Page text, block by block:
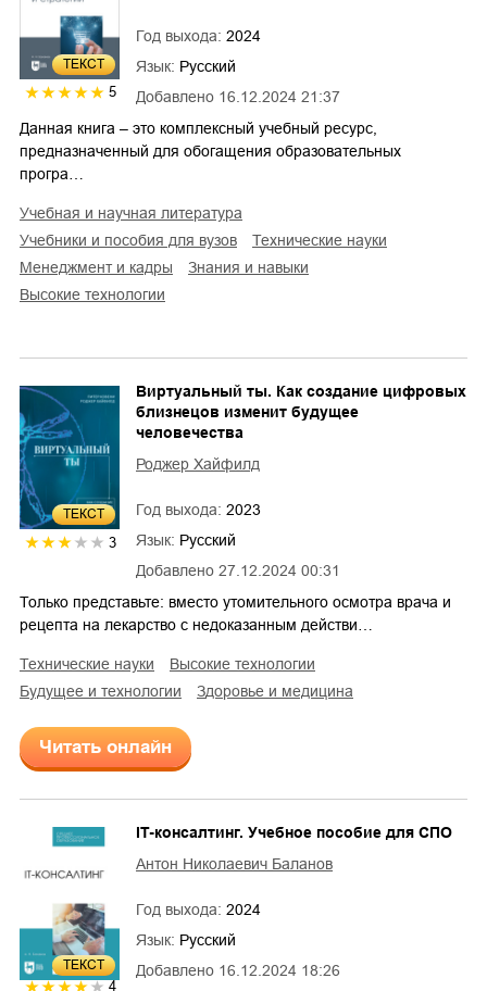
ТЕКСТ
5 Добавлено 16.12.2024 21:37
Год выхода: 2024
Язык: Русский
Данная книга – это комплексный учебный ресурс,
предназначенный для обогащения образовательных
програ…
учебная и научная литература
учебники и пособия для вузов
технические науки
менеджмент и кадры
знания и навыки
высокие технологии
ТЕКСТ
3
Добавлено 27.12.2024 00:31
Виртуальный ты. Как создание цифровых
близнецов изменит будущее
человечества
Роджер Хайфилд
Год выхода: 2023
Язык: Русский
Только представьте: вместо утомительного осмотра врача и
рецепта на лекарство с недоказанным действи…
технические науки
высокие технологии
будущее и технологии
здоровье и медицина
Читать онлайн
ТЕКСТ
4
Добавлено 16.12.2024 18:26
IT-консалтинг. Учебное пособие для СПО
Антон Николаевич Баланов
Год выхода: 2024
Язык: Русский